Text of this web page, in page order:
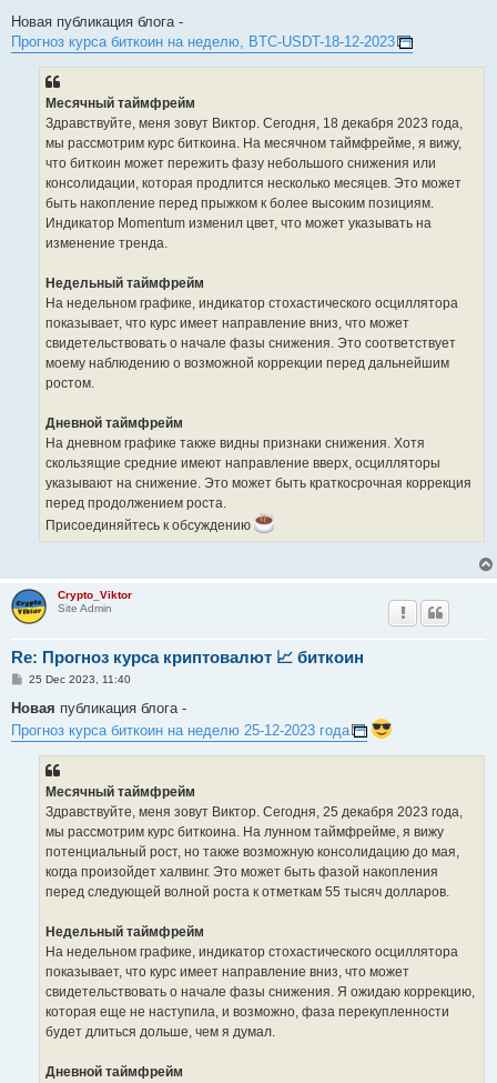
s
Новая публикация блога -
Прогноз курса биткоин на неделю, BTC-USDT-18-12-2023
Месячный таймфрейм
Здравствуйте, меня зовут Виктор. Сегодня, 18 декабря 2023 года,
мы рассмотрим курс биткоина. На месячном таймфрейме, я вижу,
что биткоин может пережить фазу небольшого снижения или
консолидации, которая продлится несколько месяцев. Это может
быть накопление перед прыжком к более высоким позициям.
Индикатор Momentum изменил цвет, что может указывать на
изменение тренда.
Недельный таймфрейм
На недельном графике, индикатор стохастического осциллятора
показывает, что курс имеет направление вниз, что может
свидетельствовать о начале фазы снижения. Это соответствует
моему наблюдению о возможной коррекции перед дальнейшим
ростом.
Дневной таймфрейм
На дневном графике также видны признаки снижения. Хотя
скользящие средние имеют направление вверх, осцилляторы
указывают на снижение. Это может быть краткосрочная коррекция
перед продолжением роста.
Присоединяйтесь к обсуждению
Crypto_Viktor
Site Admin
Re: Прогноз курса криптовалют 📈 биткоин
P
s
25 Dec 2023, 11:40
Новая публикация блога -
Прогноз курса биткоин на неделю 25-12-2023 года
Месячный таймфрейм
Здравствуйте, меня зовут Виктор. Сегодня, 25 декабря 2023 года,
мы рассмотрим курс биткоина. На лунном таймфрейме, я вижу
потенциальный рост, но также возможную консолидацию до мая,
когда произойдет халвинг. Это может быть фазой накопления
перед следующей волной роста к отметкам 55 тысяч долларов.
Недельный таймфрейм
На недельном графике, индикатор стохастического осциллятора
показывает, что курс имеет направление вниз, что может
свидетельствовать о начале фазы снижения. Я ожидаю коррекцию,
которая еще не наступила, и возможно, фаза перекупленности
будет длиться дольше, чем я думал.
Дневной таймфрейм